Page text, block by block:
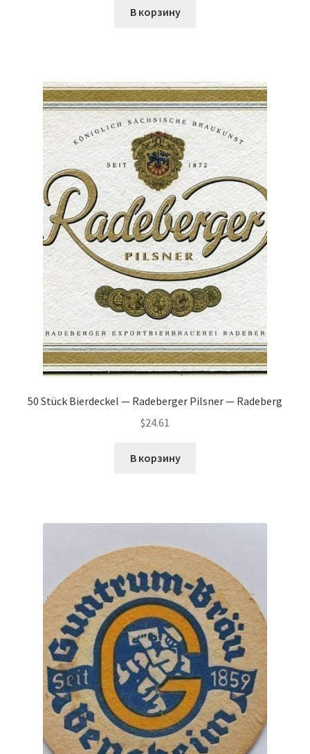
В корзину
50 Stück Bierdeckel — Radeberger Pilsner — Radeberg
$24.61
В корзину